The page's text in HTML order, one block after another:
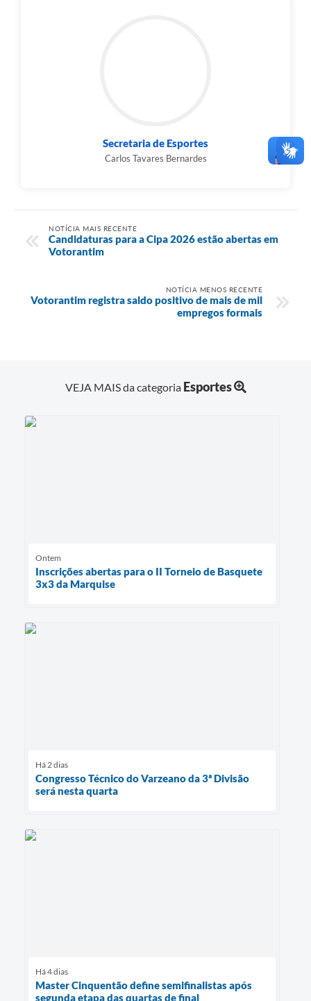
Secretaria de Esportes
Carlos Tavares Bernardes
NOTÍCIA MAIS RECENTE
Candidaturas para a Cipa 2026 estão abertas em
Votorantim
NOTÍCIA MENOS RECENTE
Votorantim registra saldo positivo de mais de mil
empregos formais
VEJA MAIS da categoria Esportes
Ontem
Inscrições abertas para o II Torneio de Basquete
3x3 da Marquise
Há 2 dias
Congresso Técnico do Varzeano da 3ª Divisão
será nesta quarta
Há 4 dias
Master Cinquentão define semifinalistas após
segunda etapa das quartas de final